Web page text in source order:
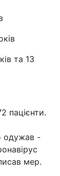
та 13
пацієнти.
одужав -
мер.